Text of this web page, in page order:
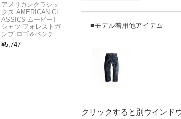
■モデル着用他アイテム
クリックすると別ウインド
アメリカンクラシッ
クス AMERICAN CL
ASSICS ムービーT
シャツ フォレストガ
ンプ ロゴ＆ベンチ
¥5,747